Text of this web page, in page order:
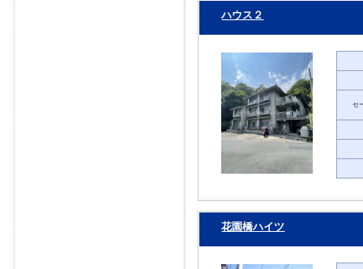
ハウス２
セ
花園橋ハイツ